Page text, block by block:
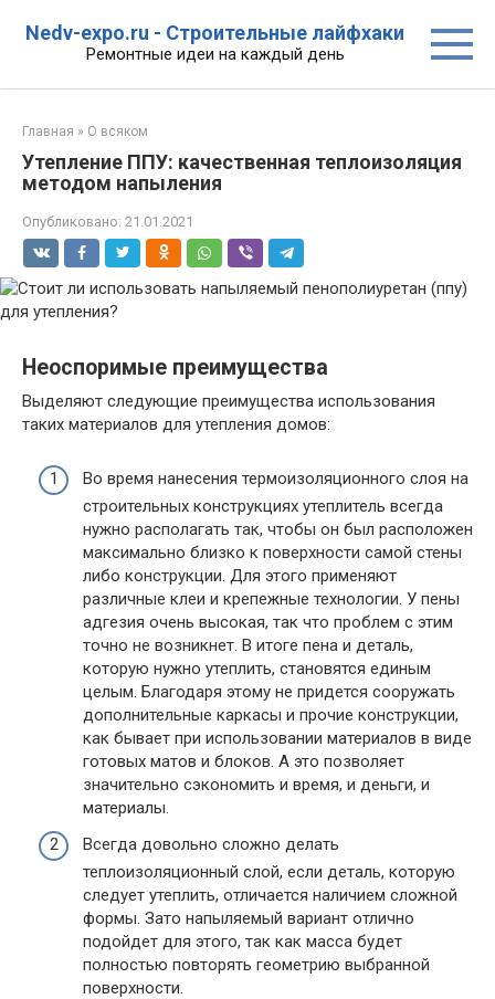
Nedv-expo.ru - Строительные лайфхаки
Ремонтные идеи на каждый день
Главная » О всяком
Утепление ППУ: качественная теплоизоляция
методом напыления
Опубликовано: 21.01.2021
Неоспоримые преимущества
Выделяют следующие преимущества использования
таких материалов для утепления домов:
Во время нанесения термоизоляционного слоя на
строительных конструкциях утеплитель всегда
нужно располагать так, чтобы он был расположен
максимально близко к поверхности самой стены
либо конструкции. Для этого применяют
различные клеи и крепежные технологии. У пены
адгезия очень высокая, так что проблем с этим
точно не возникнет. В итоге пена и деталь,
которую нужно утеплить, становятся единым
целым. Благодаря этому не придется сооружать
дополнительные каркасы и прочие конструкции,
как бывает при использовании материалов в виде
готовых матов и блоков. А это позволяет
значительно сэкономить и время, и деньги, и
материалы.
Всегда довольно сложно делать
теплоизоляционный слой, если деталь, которую
следует утеплить, отличается наличием сложной
формы. Зато напыляемый вариант отлично
подойдет для этого, так как масса будет
полностью повторять геометрию выбранной
поверхности.